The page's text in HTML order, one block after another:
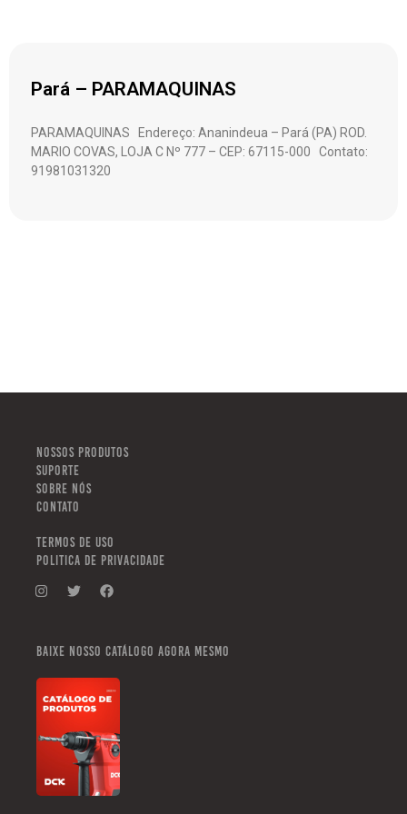
Pará – PARAMAQUINAS
PARAMAQUINAS Endereço: Ananindeua – Pará (PA) ROD.
MARIO COVAS, LOJA C Nº 777 – CEP: 67115-000 Contato:
91981031320
NOSSOS PRODUTOS
SUPORTE
SOBRE NÓS
CONTATO
TERMOS DE USO
POLITICA DE PRIVACIDADE
Baixe nosso catálogo agora mesmo